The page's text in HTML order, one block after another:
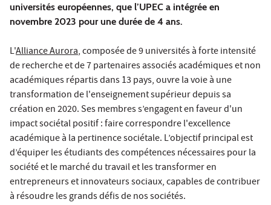
universités européennes, que l’UPEC a intégrée en
novembre 2023 pour une durée de 4 ans.
L'Alliance Aurora, composée de 9 universités à forte intensité
de recherche et de 7 partenaires associés académiques et non
académiques répartis dans 13 pays, ouvre la voie à une
transformation de l'enseignement supérieur depuis sa
création en 2020. Ses membres s’engagent en faveur d'un
impact sociétal positif : faire correspondre l'excellence
académique à la pertinence sociétale. L’objectif principal est
d’équiper les étudiants des compétences nécessaires pour la
société et le marché du travail et les transformer en
entrepreneurs et innovateurs sociaux, capables de contribuer
à résoudre les grands défis de nos sociétés.